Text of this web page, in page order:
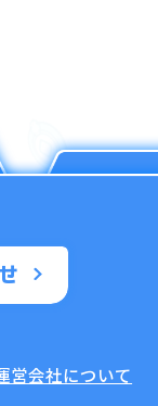
営会社について